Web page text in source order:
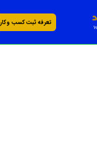
تعرفه ثبت کسب و کار